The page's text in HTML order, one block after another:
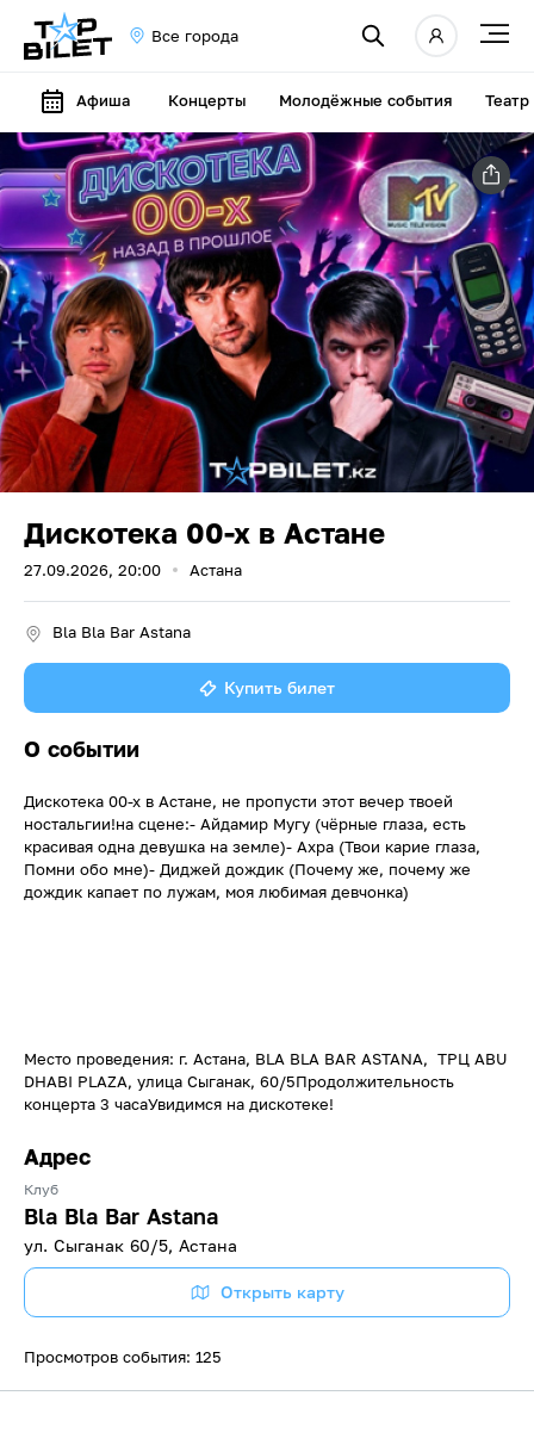
Все города
Афиша Концерты Молодёжные события Театр
Дискотека 00-х в Астане
27.09.2026, 20:00 Астана
Bla Bla Bar Astana
Купить билет
О событии
Дискотека 00-х в Астане, не пропусти этот вечер твоей
ностальгии!на сцене:- Айдамир Мугу (чёрные глаза, есть
красивая одна девушка на земле)- Ахра (Твои карие глаза,
Помни обо мне)- Диджей дождик (Почему же, почему же
дождик капает по лужам, моя любимая девчонка)
Место проведения: г. Астана, BLA BLA BAR ASTANA, ТРЦ ABU
DHABI PLAZA, улица Сыганак, 60/5Продолжительность
концерта 3 часаУвидимся на дискотеке!
Адрес
Клуб
Bla Bla Bar Astana
ул. Сыганак 60/5, Астана
Открыть карту
Просмотров события: 125